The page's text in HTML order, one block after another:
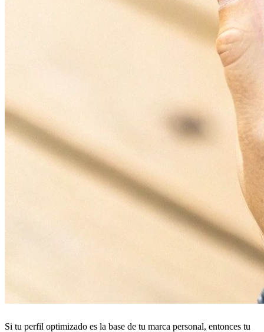
Si tu perfil optimizado es la base de tu marca personal, entonces tu